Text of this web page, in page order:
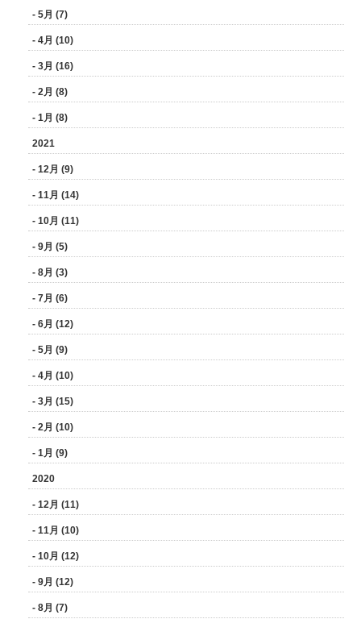
- 5月 (7)
- 4月 (10)
- 3月 (16)
- 2月 (8)
- 1月 (8)
2021
- 12月 (9)
- 11月 (14)
- 10月 (11)
- 9月 (5)
- 8月 (3)
- 7月 (6)
- 6月 (12)
- 5月 (9)
- 4月 (10)
- 3月 (15)
- 2月 (10)
- 1月 (9)
2020
- 12月 (11)
- 11月 (10)
- 10月 (12)
- 9月 (12)
- 8月 (7)